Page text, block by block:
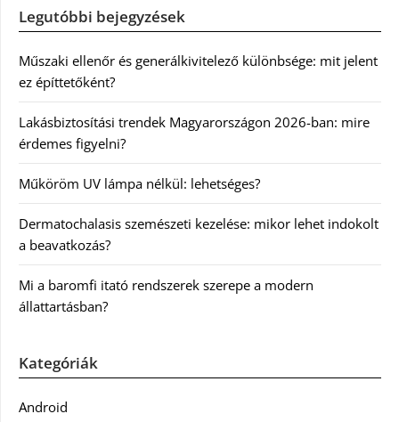
Legutóbbi bejegyzések
Műszaki ellenőr és generálkivitelező különbsége: mit jelent
ez építtetőként?
Lakásbiztosítási trendek Magyarországon 2026-ban: mire
érdemes figyelni?
Műköröm UV lámpa nélkül: lehetséges?
Dermatochalasis szemészeti kezelése: mikor lehet indokolt
a beavatkozás?
Mi a baromfi itató rendszerek szerepe a modern
állattartásban?
Kategóriák
Android